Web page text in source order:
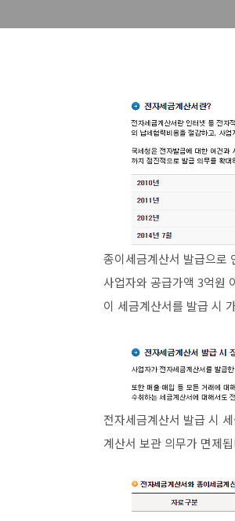
종이세금계산서 발급으로
사업자와 공급가액 3억원
이 세금계산서를 발급 시
전자세금계산서 발급 시
계산서 보관 의무가 면제